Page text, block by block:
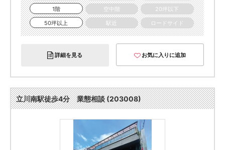
1階
空中階
20坪以下
50坪以上
駅近 ロードサイド
詳細を見る お気に入りに追加
立川南駅徒歩4分 業態相談 (203008)